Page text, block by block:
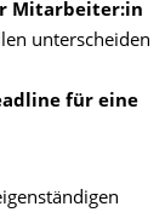
Mitarbeiter:in
unterscheiden
für eine